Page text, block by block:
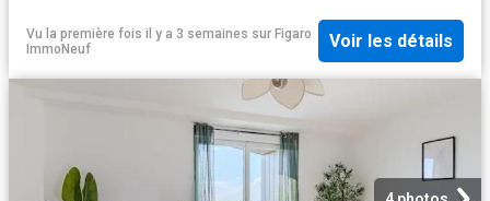
Vu la première fois il y a 3 semaines sur Figaro
ImmoNeuf
Voir les détails